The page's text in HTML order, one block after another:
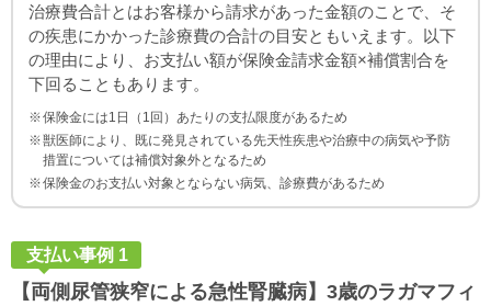
治療費合計とはお客様から請求があった金額のことで、そ
の疾患にかかった診療費の合計の目安ともいえます。以下
の理由により、お支払い額が保険金請求金額×補償割合を
下回ることもあります。
保険金には1日（1回）あたりの支払限度があるため
獣医師により、既に発見されている先天性疾患や治療中の病気や予防
措置については補償対象外となるため
保険金のお支払い対象とならない病気、診療費があるため
支払い事例 1
【両側尿管狭窄による急性腎臓病】3歳のラガマフィ